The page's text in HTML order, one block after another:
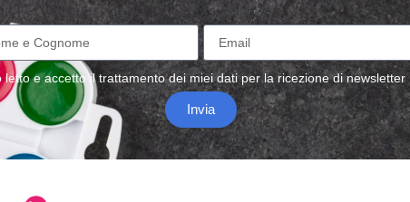
letto e accetto iltrattamentodei miei dati per la ricezione di newsletter
Invia